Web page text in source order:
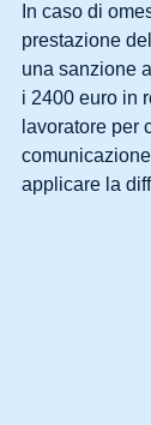
In caso di
prestazione
una sanzione
i 2400 euro in
lavoratore per
applicare la